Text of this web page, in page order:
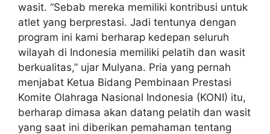
wasit. “Sebab mereka memiliki kontribusi untuk
atlet yang berprestasi. Jadi tentunya dengan
program ini kami berharap kedepan seluruh
wilayah di Indonesia memiliki pelatih dan wasit
berkualitas,” ujar Mulyana. Pria yang pernah
menjabat Ketua Bidang Pembinaan Prestasi
Komite Olahraga Nasional Indonesia (KONI) itu,
berharap dimasa akan datang pelatih dan wasit
yang saat ini diberikan pemahaman tentang